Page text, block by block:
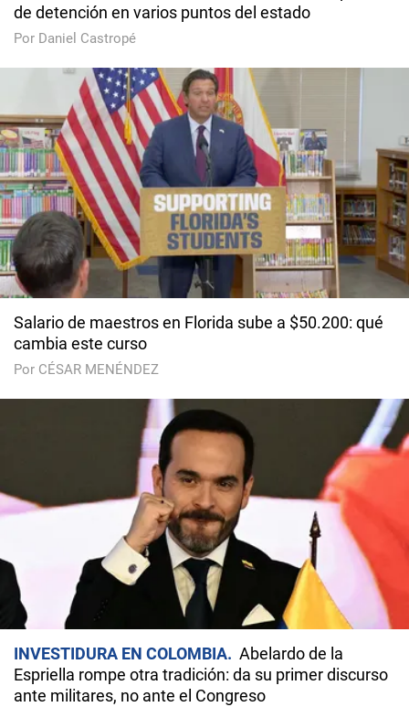
de detención en varios puntos del estado
Por Daniel Castropé
Salario de maestros en Florida sube a $50.200: qué
cambia este curso
Por CÉSAR MENÉNDEZ
INVESTIDURA EN COLOMBIA
Abelardo de la
Espriella rompe otra tradición: da su primer discurso
ante militares, no ante el Congreso